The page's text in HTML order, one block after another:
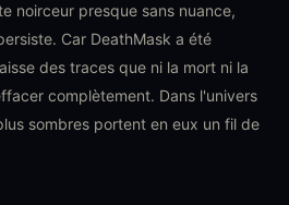
noirceur presque sans nuance,
Car DeathMask a été
des traces que ni la mort ni la
complètement. Dans l'univers
sombres portent en eux un fil de